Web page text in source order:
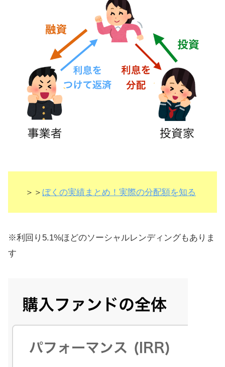
＞＞ ぼくの実績まとめ！実際の分配額を知る
※利回り5.1%ほどのソーシャルレンディングもありま
す